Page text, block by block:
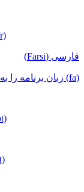
فارسی (Farsi)
(fa) زبان برنامه را به فارسی تغییر دهید